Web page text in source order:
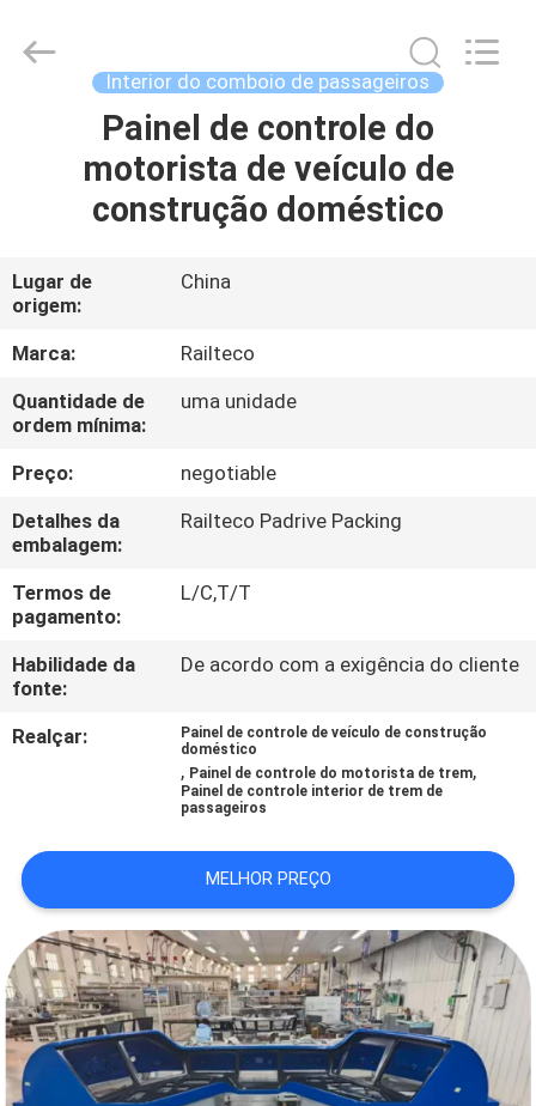
PRODUTOS
SOBRE
NÓS
EXCURSÃO
DA
FÁBRICA
CONTROLE
DA
QUALIDADE
NOS
CASOS
MAPA
DO
SITE
Equipment
Interior do comboio de passageiros
Painel de controle do
motorista de veículo de
construção doméstico
Lugar de
origem:
China
Marca:
Railteco
Quantidade de
ordem mínima:
uma unidade
Preço:
negotiable
Detalhes da
embalagem:
Railteco Padrive Packing
Termos de
pagamento:
L/C,T/T
Habilidade da
fonte:
De acordo com a exigência do cliente
Realçar:
Painel de controle de veículo de construção
doméstico
, Painel de controle do motorista de trem,
Painel de controle interior de trem de
passageiros
MELHOR PREÇO